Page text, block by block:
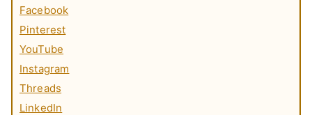
Facebook
Pinterest
YouTube
Instagram
Threads
LinkedIn